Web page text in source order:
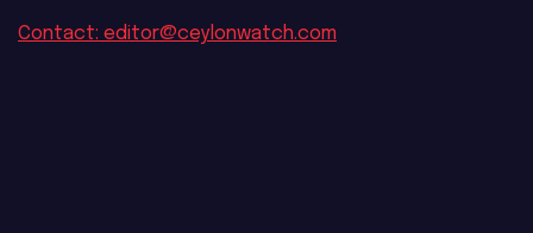
Contact: editor@ceylonwatch.com